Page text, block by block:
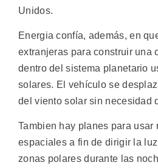
Unidos.
Energia confía, además, en
extranjeras para construir una
dentro del sistema planetario
solares. El vehículo se
del viento solar sin necesidad
Tambien hay planes para usar
espaciales a fin de dirigir la
zonas polares durante las